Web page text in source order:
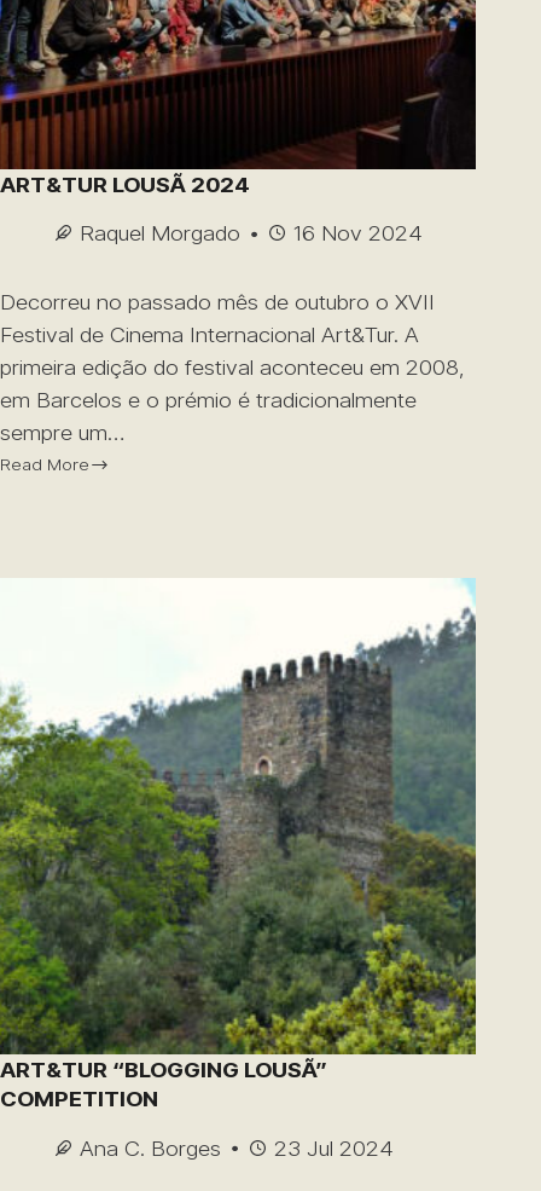
ART&TUR LOUSÃ 2024
Raquel Morgado
16 Nov 2024
Decorreu no passado mês de outubro o XVII
Festival de Cinema Internacional Art&Tur. A
primeira edição do festival aconteceu em 2008,
em Barcelos e o prémio é tradicionalmente
sempre um…
Read More
ART&TUR “BLOGGING LOUSÃ”
COMPETITION
Ana C. Borges
23 Jul 2024